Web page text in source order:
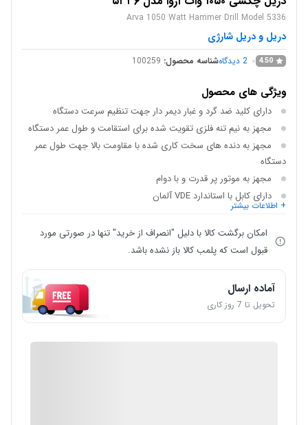
Arva 1050 Watt Hammer Drill Model 5336
دریل و دریل شارژی
4.50
2 دیدگاهشناسه محصول: 100259
ویژگی های محصول
دارای کلید ضد گرد و غبار دیمر دار جهت تنظیم سرعت دستگاه
مجهز به نیم تنه فلزی تقویت شده برای استقامت و طول عمر دستگاه
مجهز به دنده های سخت کاری شده با مقاومت بالا جهت طول عمر
دستگاه
مجهز به موتور پر قدرت و با دوام
دارای کابل با استاندارد VDE آلمان
+ اطلاعات بیشتر
امکان برگشت کالا با دلیل "انصراف از خرید" تنها در صورتی مورد
قبول است که پلمب کالا باز نشده باشد.
آماده ارسال
تحویل تا 7 روز کاری